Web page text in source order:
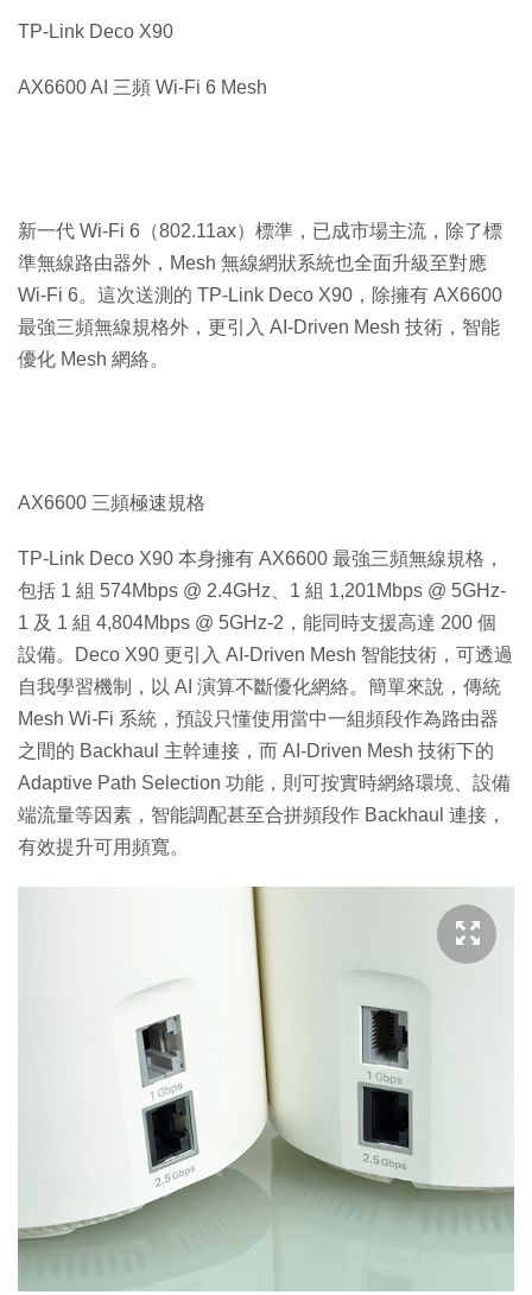
TP-Link Deco X90
AX6600 AI 三頻 Wi-Fi 6 Mesh
新一代 Wi-Fi 6（802.11ax）標準，已成市場主流，除了標
準無線路由器外，Mesh 無線網狀系統也全面升級至對應
Wi-Fi 6。這次送測的 TP-Link Deco X90，除擁有 AX6600
最強三頻無線規格外，更引入 AI-Driven Mesh 技術，智能
優化 Mesh 網絡。
AX6600 三頻極速規格
TP-Link Deco X90 本身擁有 AX6600 最強三頻無線規格，
包括 1 組 574Mbps @ 2.4GHz、1 組 1,201Mbps @ 5GHz-
1 及 1 組 4,804Mbps @ 5GHz-2，能同時支援高達 200 個
設備。Deco X90 更引入 AI-Driven Mesh 智能技術，可透過
自我學習機制，以 AI 演算不斷優化網絡。簡單來說，傳統
Mesh Wi-Fi 系統，預設只懂使用當中一組頻段作為路由器
之間的 Backhaul 主幹連接，而 AI-Driven Mesh 技術下的
Adaptive Path Selection 功能，則可按實時網絡環境、設備
端流量等因素，智能調配甚至合拼頻段作 Backhaul 連接，
有效提升可用頻寬。